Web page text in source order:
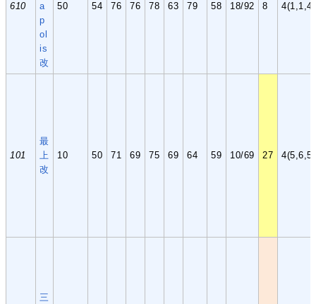
610
a
p
ol
is
改
50 54 76 76 78 63 79 58 18/92 8
101
最
上
改
10 50 71 69 75 69 64 59 10/69 27
三